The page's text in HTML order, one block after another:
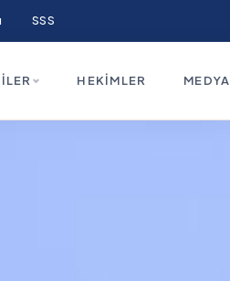
SSS
HEKIMLER MEDYA